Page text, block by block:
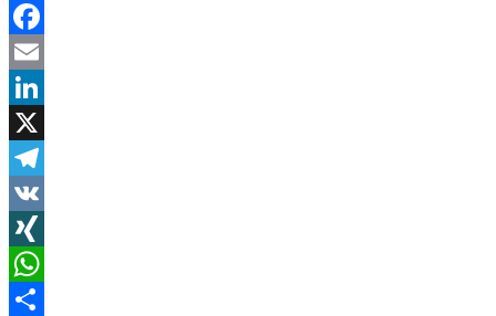
Facebook
Email
LinkedIn
X
Telegram
VK
XING
WhatsApp